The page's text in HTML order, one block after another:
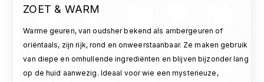
ZOET & WARM
Warme geuren, van oudsher bekend als ambergeuren of
oriëntaals, zijn rijk, rond en onweerstaanbaar. Ze maken gebruik
van diepe en omhullende ingrediënten en blijven bijzonder lang
op de huid aanwezig. Ideaal voor wie een mysterieuze,